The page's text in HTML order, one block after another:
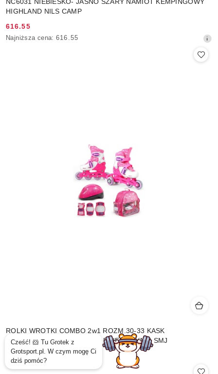
NC6031 NIEBIESKO- JASNO SZARY NAMIOT KEMPINGOWY
HIGHLAND NILS CAMP
Cena
promocyjna:
616.55
Najniższa
Najniższa cena: 616.55
ROLKI WROTKI COMBO 2w1 ROZM.30-33 KASK
OCHRANIACZE PLECAK DLA DZIEWCZYNKI SMJ
Cena:
209.99